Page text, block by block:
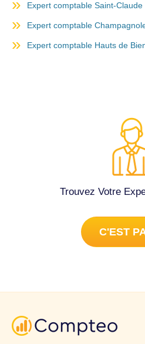
Expert comptable Saint-Claude
Expert comptable
Expert comptable Hauts de
Trouvez Votre
C'EST